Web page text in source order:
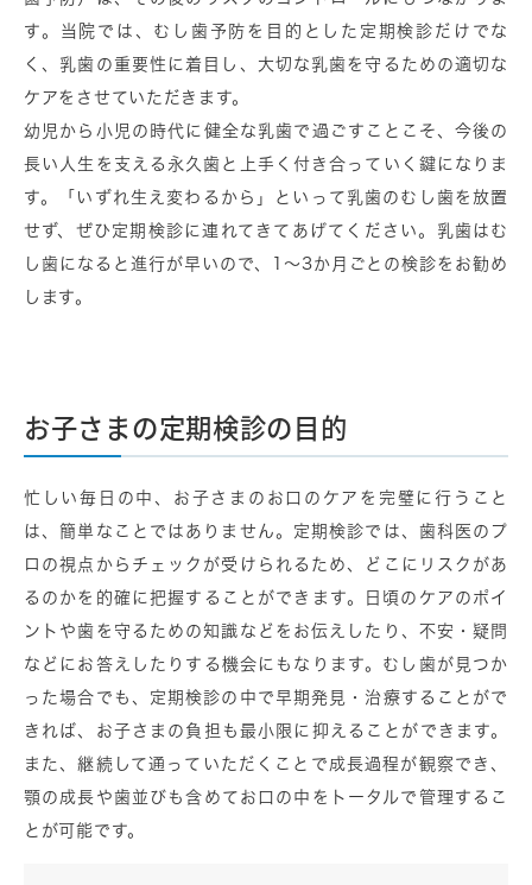
す。当院では、むし歯予防を目的とした定期検診だけでな
く、乳歯の重要性に着目し、大切な乳歯を守るための適切な
ケアをさせていただきます。
幼児から小児の時代に健全な乳歯で過ごすことこそ、今後の
長い人生を支える永久歯と上手く付き合っていく鍵になりま
す。「いずれ生え変わるから」といって乳歯のむし歯を放置
せず、ぜひ定期検診に連れてきてあげてください。乳歯はむ
し歯になると進行が早いので、1～3か月ごとの検診をお勧め
します。
お子さまの定期検診の目的
忙しい毎日の中、お子さまのお口のケアを完璧に行うこと
は、簡単なことではありません。定期検診では、歯科医のプ
ロの視点からチェックが受けられるため、どこにリスクがあ
るのかを的確に把握することができます。日頃のケアのポイ
ントや歯を守るための知識などをお伝えしたり、不安・疑問
などにお答えしたりする機会にもなります。むし歯が見つか
った場合でも、定期検診の中で早期発見・治療することがで
きれば、お子さまの負担も最小限に抑えることができます。
また、継続して通っていただくことで成長過程が観察でき、
顎の成長や歯並びも含めてお口の中をトータルで管理するこ
とが可能です。